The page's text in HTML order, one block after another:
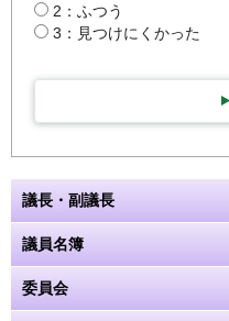
2：ふつう
3：見つけにくかった
議長・副議長
議員名簿
委員会